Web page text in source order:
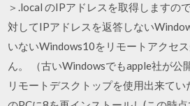
＞.local のIPアドレスを取得しますの
対してIPアドレスを返答しない
いないWindows10をリモートアクセ
ん。 （古いWindowsでもapple社が公
リモートデスクトップを使用出来てい